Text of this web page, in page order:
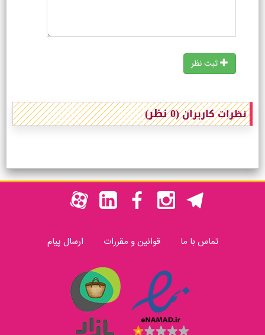
ثبت نظر
نظرات کاربران(0 نظر)
تماس با ما قوانین و مقررات ارسال پیام